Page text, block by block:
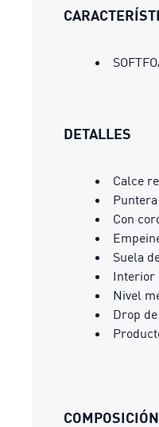
DETALLES
Calce
Con
Suela
Interior
Nivel
Drop